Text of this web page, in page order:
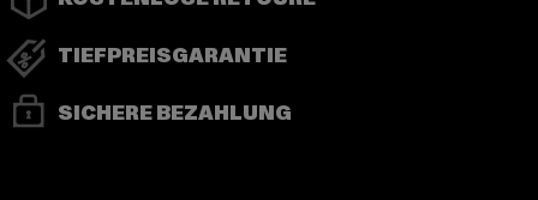
TIEFPREISGARANTIE
SICHERE BEZAHLUNG